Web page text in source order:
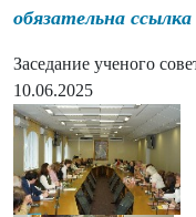
обязательна
Заседание ученого
10.06.2025